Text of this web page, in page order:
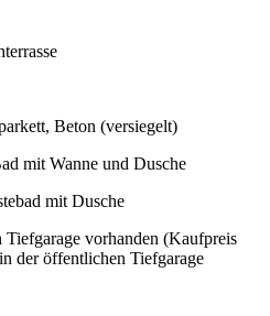
Beton (versiegelt)
mit Wanne und Dusche
mit Dusche
vorhanden (Kaufpreis
der öffentlichen Tiefgarage